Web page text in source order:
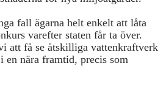
fall ägarna helt enkelt att låta
varefter staten får ta över.
att få se åtskilliga vattenkraftverk
en nära framtid, precis som